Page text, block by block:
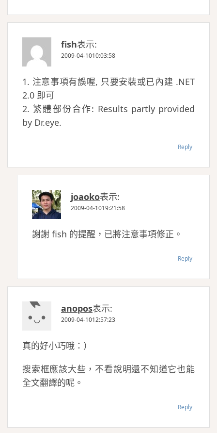
fish表示:
2009-04-1010:03:58
1. 注意事項有誤喔, 只要安裝或已內建 .NET
2.0 即可
2. 繁體部份合作: Results partly provided
by Dr.eye.
Reply
joaoko表示:
2009-04-1019:21:58
謝謝 fish 的提醒，已將注意事項修正。
Reply
anopos表示:
2009-04-1012:57:23
真的好小巧哦：）
搜索框應該大些，不看說明還不知道它也能
全文翻譯的呢。
Reply